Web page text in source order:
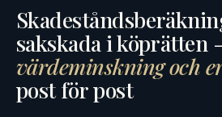
sakskada i köprätten
värdeminskning och
post för post